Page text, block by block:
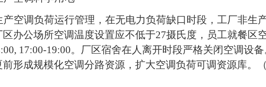
空调负荷运行管理，在无电力负荷缺口时段，工厂非生
办公场所空调温度设置应不低于27摄氏度，员工就餐区
17:00-19:00。厂区宿舍在人离开时段严格关闭空调设
形成规模化空调分路资源，扩大空调负荷可调资源库。